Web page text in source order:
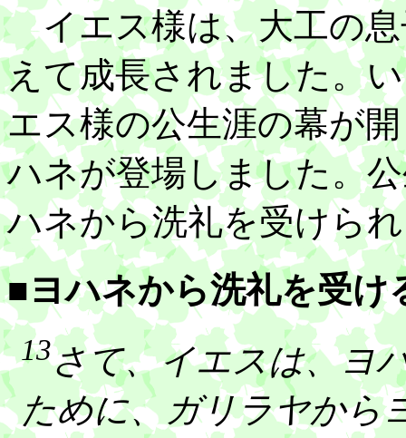
イエス様は、大工の息
えて成長されました。
エス様の公生涯の幕が
ハネが登場しました。
ハネから洗礼を受けら
■ヨハネから洗礼を受け
13さて、イエスは、ヨ
ために、ガリラヤから